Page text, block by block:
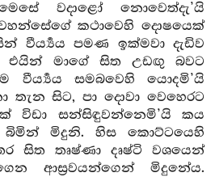
වදාළෝ නොවෙත්දැ’යි
කථාවෙහි දොෂයෙක්
වීර්‍ය්‍යය පමණ ඉක්මවා දැඩිව
එයින් මාගේ සිත උඩඟු බවට
වීර්‍ය්‍යය සමබවෙහි යොදමි’යි
තැන සිට, පා දොවා වෙහෙරට
විඩා සන්සිඳුවන්නෙමි’යි කය
බිමින් මිදුනි. හිස කොට්ටයෙහි
සිත තෘෂ්ණා දෘෂ්ටි වශයෙන්
ආස්‍රවයන්ගෙන් මිදුනේය.